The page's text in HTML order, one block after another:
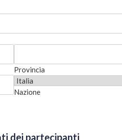
Provincia
Nazione
dei partecipanti